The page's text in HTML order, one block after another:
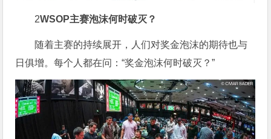
2WSOP主赛泡沫何时破灭？
随着主赛的持续展开，人们对奖金泡沫的期待也与
日俱增。每个人都在问：“奖金泡沫何时破灭？”